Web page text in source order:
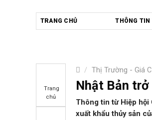
TRANG CHỦ THÔNG TIN
/ Thị Trường - Giá
Trang
chủ
Nhật Bản
Thông tin từ Hiệp hội
xuất khẩu thủy sản